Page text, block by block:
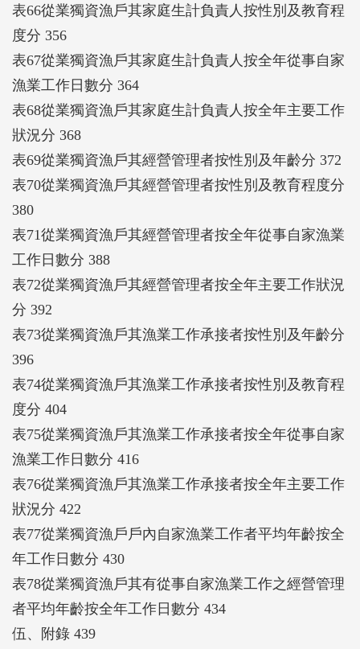
表66從業獨資漁戶其家庭生計負責人按性別及教育程
度分 356
表67從業獨資漁戶其家庭生計負責人按全年從事自家
漁業工作日數分 364
表68從業獨資漁戶其家庭生計負責人按全年主要工作
狀況分 368
表69從業獨資漁戶其經營管理者按性別及年齡分 372
表70從業獨資漁戶其經營管理者按性別及教育程度分
380
表71從業獨資漁戶其經營管理者按全年從事自家漁業
工作日數分 388
表72從業獨資漁戶其經營管理者按全年主要工作狀況
分 392
表73從業獨資漁戶其漁業工作承接者按性別及年齡分
396
表74從業獨資漁戶其漁業工作承接者按性別及教育程
度分 404
表75從業獨資漁戶其漁業工作承接者按全年從事自家
漁業工作日數分 416
表76從業獨資漁戶其漁業工作承接者按全年主要工作
狀況分 422
表77從業獨資漁戶戶內自家漁業工作者平均年齡按全
年工作日數分 430
表78從業獨資漁戶其有從事自家漁業工作之經營管理
者平均年齡按全年工作日數分 434
伍、附錄 439